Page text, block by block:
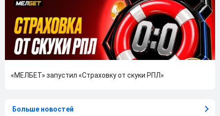
«МЕЛБЕТ» запустил «Страховку от скуки РПЛ»
Больше новостей